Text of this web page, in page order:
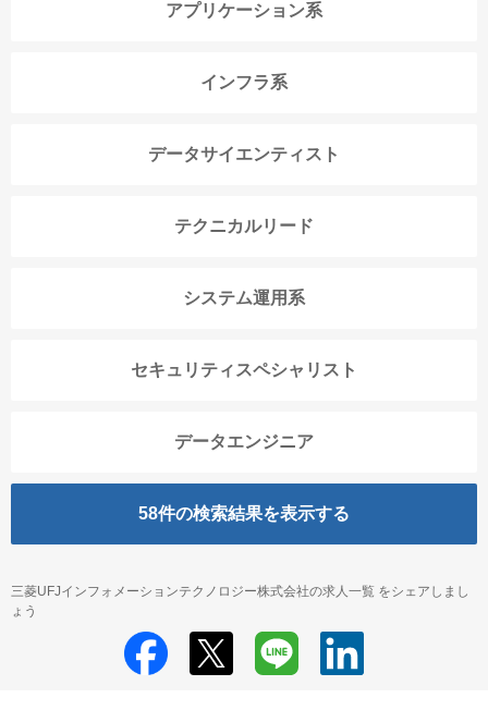
アプリケーション系
インフラ系
データサイエンティスト
テクニカルリード
システム運用系
セキュリティスペシャリスト
データエンジニア
58件の検索結果を表示する
三菱UFJインフォメーションテクノロジー株式会社の求人一覧 をシェアしまし
ょう